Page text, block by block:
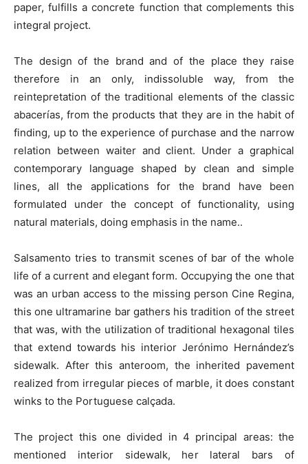
paper, fulfills a concrete function that complements this
integral project.
The design of the brand and of the place they raise
therefore in an only, indissoluble way, from the
reintepretation of the traditional elements of the classic
abacerías, from the products that they are in the habit of
finding, up to the experience of purchase and the narrow
relation between waiter and client. Under a graphical
contemporary language shaped by clean and simple
lines, all the applications for the brand have been
formulated under the concept of functionality, using
natural materials, doing emphasis in the name..
Salsamento tries to transmit scenes of bar of the whole
life of a current and elegant form. Occupying the one that
was an urban access to the missing person Cine Regina,
this one ultramarine bar gathers his tradition of the street
that was, with the utilization of traditional hexagonal tiles
that extend towards his interior Jerónimo Hernández’s
sidewalk. After this anteroom, the inherited pavement
realized from irregular pieces of marble, it does constant
winks to the Portuguese calçada.
The project this one divided in 4 principal areas: the
mentioned interior sidewalk, her lateral bars of